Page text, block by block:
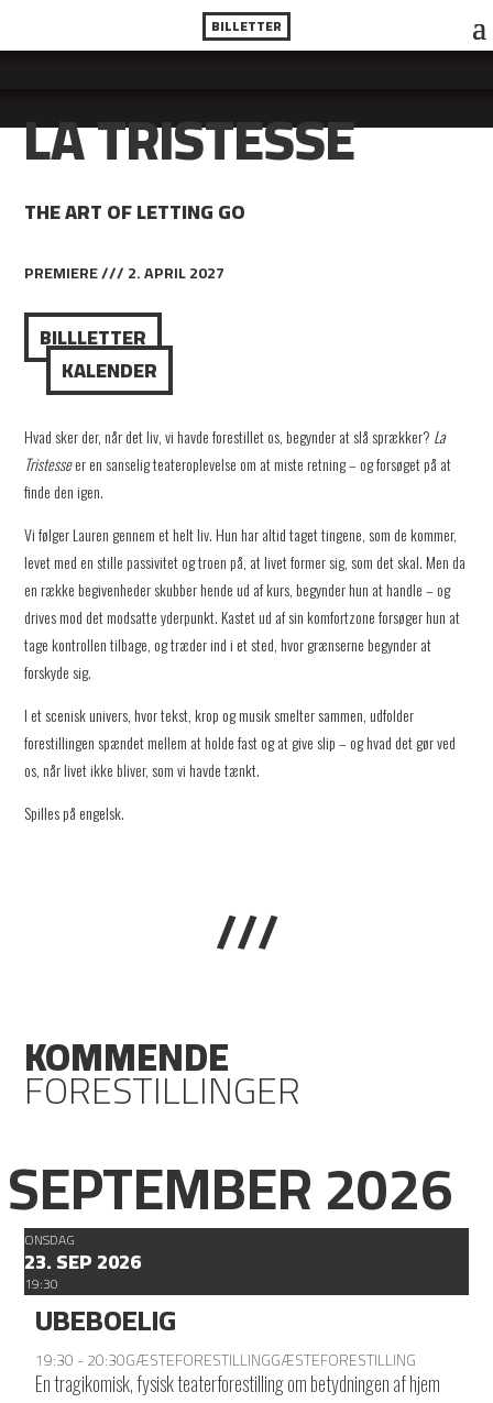
BILLETTER
LA TRISTESSE
THE ART OF LETTING GO
PREMIERE /// 2. APRIL 2027
BILLLETTER
KALENDER
Hvad sker der, når det liv, vi havde forestillet os, begynder at slå sprækker? La
Tristesseer en sanselig teateroplevelse om at miste retning – og forsøget på at
finde den igen.
Vi følger Lauren gennem et helt liv. Hun har altid taget tingene, som de kommer,
levet med en stille passivitet og troen på, at livet former sig, som det skal. Men da
en række begivenheder skubber hende ud af kurs, begynder hun at handle – og
drives mod det modsatte yderpunkt. Kastet ud af sin komfortzone forsøger hun at
tage kontrollen tilbage, og træder ind i et sted, hvor grænserne begynder at
forskyde sig.
I et scenisk univers, hvor tekst, krop og musik smelter sammen, udfolder
forestillingen spændet mellem at holde fast og at give slip – og hvad det gør ved
os, når livet ikke bliver, som vi havde tænkt.
Spilles på engelsk.
///
KOMMENDE
FORESTILLINGER
SEPTEMBER 2026
ONSDAG
23. SEP 2026
19:30
UBEBOELIG
19:30 - 20:30GÆSTEFORESTILLINGGÆSTEFORESTILLING
En tragikomisk, fysisk teaterforestilling om betydningen af hjem